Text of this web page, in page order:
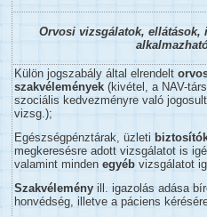
Orvosi vizsgálatok, ellátások,
Külön jogszabály által elrendelt
szakvélemények (kivétel, a NAV-
szociális kedvezményre való
vizsg.);
Egészségpénztárak, üzleti
megkeresésre adott vizsgálatot is
valamint mindenegyéb vizsgálatot
Szakvélemény ill. igazolás adása
honvédség, illetve a páciens